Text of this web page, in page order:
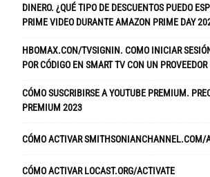
DINERO. ¿QUÉ TIPO DE DESCUENTOS PUEDO
PRIME VIDEO DURANTE AMAZON PRIME DAY
HBOMAX.CON/TVSIGNIN. COMO INICIAR
POR CÓDIGO EN SMART TV CON UN PROVEEDOR
CÓMO SUSCRIBIRSE A YOUTUBE PREMIUM.
PREMIUM 2023
CÓMO ACTIVAR SMITHSONIANCHANNEL.COM/
CÓMO ACTIVAR LOCAST.ORG/ACTIVATE